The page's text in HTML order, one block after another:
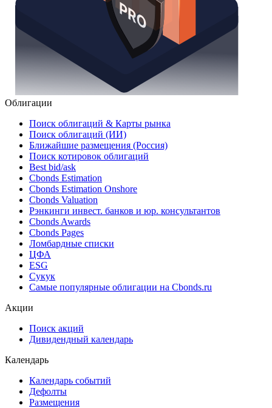
Облигации
Поиск облигаций & Карты рынка
Поиск облигаций (ИИ)
Ближайшие размещения (Россия)
Поиск котировок облигаций
Best bid/ask
Cbonds Estimation
Cbonds Estimation Onshore
Cbonds Valuation
Рэнкинги инвест. банков и юр. консультантов
Cbonds Awards
Cbonds Pages
Ломбардные списки
ЦФА
ESG
Сукук
Самые популярные облигации на Cbonds.ru
Акции
Поиск акций
Дивидендный календарь
Календарь
Календарь событий
Дефолты
Размещения